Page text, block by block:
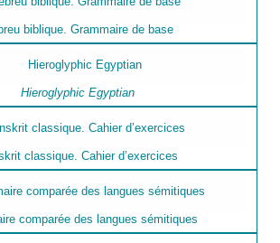
biblique. Grammaire de base
Hieroglyphic Egyptian
classique. Cahier d’exercices
comparée des langues sémitiques